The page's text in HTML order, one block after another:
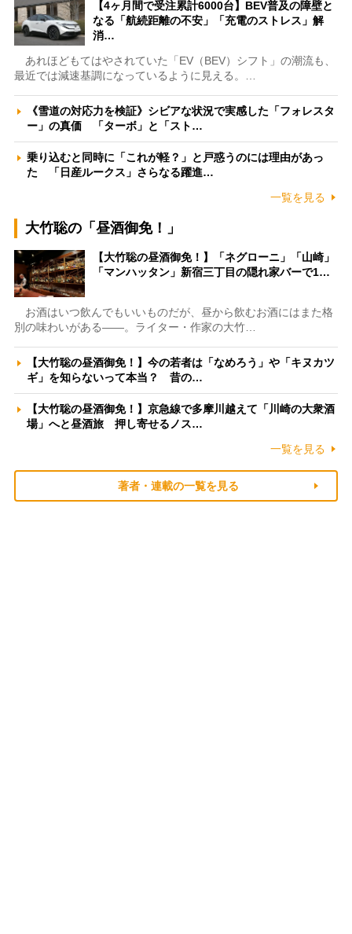
【4ヶ月間で受注累計6000台】BEV普及の障壁と
なる「航続距離の不安」「充電のストレス」解
消…
あれほどもてはやされていた「EV（BEV）シフト」の潮流も、
最近では減速基調になっているように見える。…
《雪道の対応力を検証》シビアな状況で実感した「フォレスタ
ー」の真価 「ターボ」と「スト…
乗り込むと同時に「これが軽？」と戸惑うのには理由があっ
た 「日産ルークス」さらなる躍進…
一覧を見る
大竹聡の「昼酒御免！」
【大竹聡の昼酒御免！】「ネグローニ」「山崎」
「マンハッタン」新宿三丁目の隠れ家バーで1…
お酒はいつ飲んでもいいものだが、昼から飲むお酒にはまた格
別の味わいがある――。ライター・作家の大竹…
【大竹聡の昼酒御免！】今の若者は「なめろう」や「キヌカツ
ギ」を知らないって本当？ 昔の…
【大竹聡の昼酒御免！】京急線で多摩川越えて「川崎の大衆酒
場」へと昼酒旅 押し寄せるノス…
一覧を見る
著者・連載の一覧を見る